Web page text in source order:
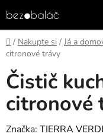
na
obsah
Domů
/ Nakupte si / Já a
citronové trávy
Čistič
citronové
Značka: TIERRA